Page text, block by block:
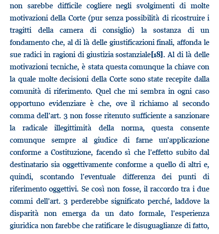
non sarebbe difficile cogliere negli svolgimenti di molte
motivazioni della Corte (pur senza possibilità di ricostruire i
tragitti della camera di consiglio) la sostanza di un
fondamento che, al di là delle giustificazioni finali, affonda le
sue radici in ragioni di giustizia sostanziale[18]. Al di là delle
motivazioni tecniche, è stata questa comunque la chiave con
la quale molte decisioni della Corte sono state recepite dalla
comunità di riferimento. Quel che mi sembra in ogni caso
opportuno evidenziare è che, ove il richiamo al secondo
comma dell’art. 3 non fosse ritenuto sufficiente a sanzionare
la radicale illegittimità della norma, questa consente
comunque sempre al giudice di farne un’applicazione
conforme a Costituzione, facendo sì che l’effetto subito dal
destinatario sia oggettivamente conforme a quello di altri e,
quindi, scontando l’eventuale differenza dei punti di
riferimento oggettivi. Se così non fosse, il raccordo tra i due
commi dell’art. 3 perderebbe significato perché, laddove la
disparità non emerga da un dato formale, l’esperienza
giuridica non farebbe che ratificare le disuguaglianze di fatto,